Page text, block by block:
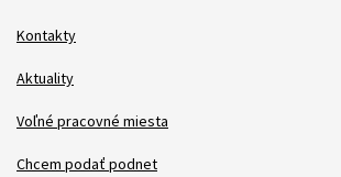
Kontakty
Aktuality
Voľné pracovné miesta
Chcem podať podnet